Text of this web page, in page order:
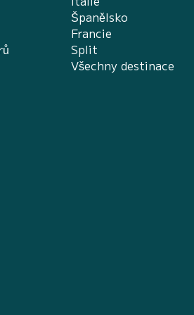
Španělsko
Francie
Split
Všechny destinace